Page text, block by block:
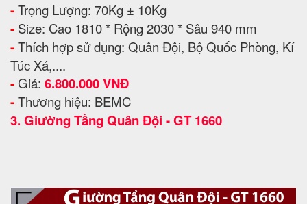
-Trọng Lượng: 70Kg ± 10Kg
- Size: Cao 1810 * Rộng 2030 * Sâu 940 mm
-Thích hợp sử dụng: Quân Đội, Bộ Quốc Phòng, Kí
Túc Xá,....
- Giá: 6.800.000 VNĐ
-Thương hiệu: BEMC
3. Giường Tầng Quân Đội - GT 1660